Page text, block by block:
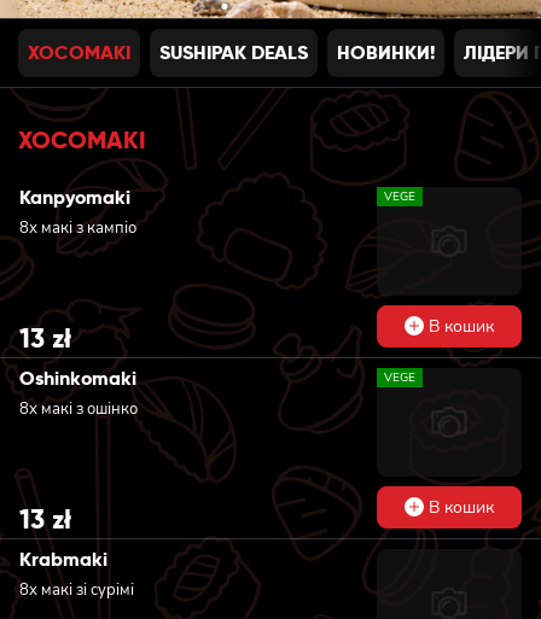
ХОСОМАКI SUSHIPAK DEALS НОВИНКИ! ЛІДЕРИ
ХОСОМАКI
Kanpyomaki
8х макі з кампіо
VEGE
13zł В кошик
Oshinkomaki
8х макі з ошінко
VEGE
13zł В кошик
Krabmaki
8х макі зі сурімі